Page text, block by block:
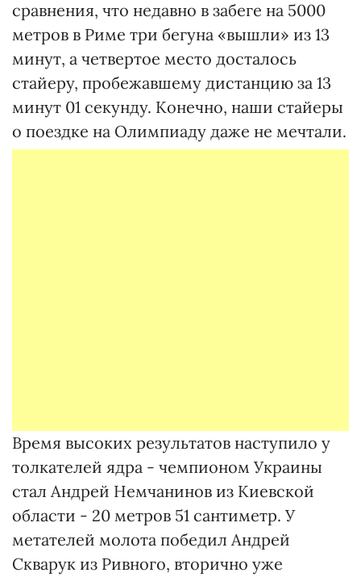
сравнения, что недавно в забеге на 5000
метров в Риме три бегуна «вышли» из 13
минут, а четвертое место досталось
стайеру, пробежавшему дистанцию за 13
минут 01 секунду. Конечно, наши стайеры
о поездке на Олимпиаду даже не мечтали.
Время высоких результатов наступило у
толкателей ядра - чемпионом Украины
стал Андрей Немчанинов из Киевской
области - 20 метров 51 сантиметр. У
метателей молота победил Андрей
Скварук из Ривного, вторично уже